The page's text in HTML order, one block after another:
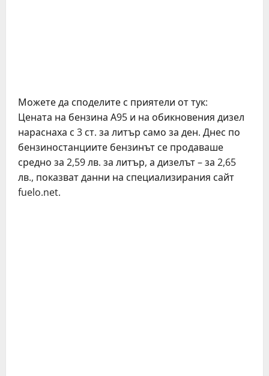
Можете да споделите с приятели от тук:
Цената на бензина А95 и на обикновения дизел
нараснаха с 3 ст. за литър само за ден. Днес по
бензиностанциите бензинът се продаваше
средно за 2,59 лв. за литър, а дизелът – за 2,65
лв., показват данни на специализирания сайт
fuelo.net.